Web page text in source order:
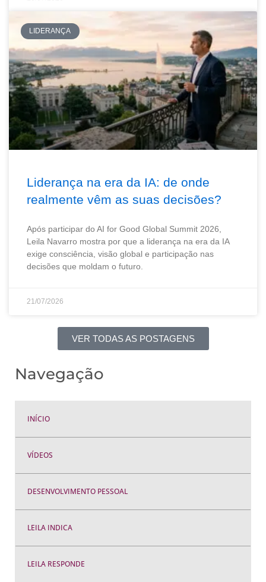
LIDERANÇA
Liderança na era da IA: de onde
realmente vêm as suas decisões?
Após participar do AI for Good Global Summit 2026,
Leila Navarro mostra por que a liderança na era da IA
exige consciência, visão global e participação nas
decisões que moldam o futuro.
21/07/2026
VER TODAS AS POSTAGENS
Navegação
INÍCIO
VÍDEOS
DESENVOLVIMENTO PESSOAL
LEILA INDICA
LEILA RESPONDE